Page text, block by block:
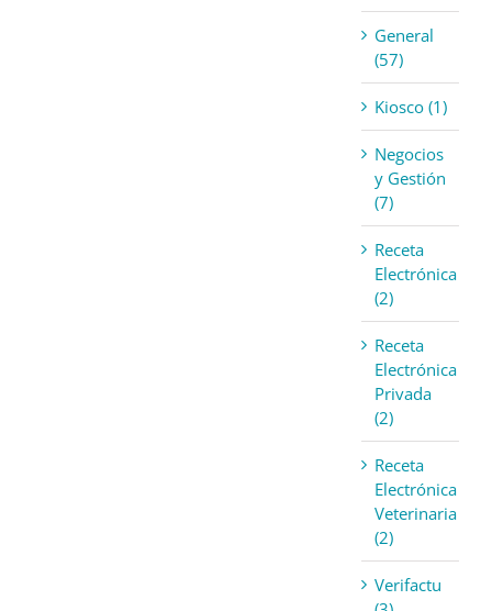
General
(57)
Kiosco (1)
Negocios
y Gestión
(7)
Receta
Electrónica
(2)
Receta
Electrónica
Privada
(2)
Receta
Electrónica
Veterinaria
(2)
Verifactu